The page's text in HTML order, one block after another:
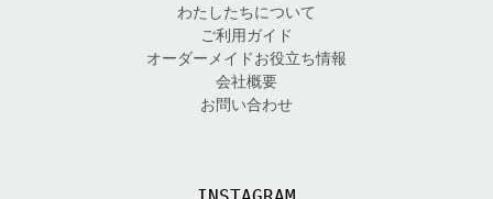
わたしたちについて
ご利用ガイド
オーダーメイドお役立ち情報
会社概要
お問い合わせ